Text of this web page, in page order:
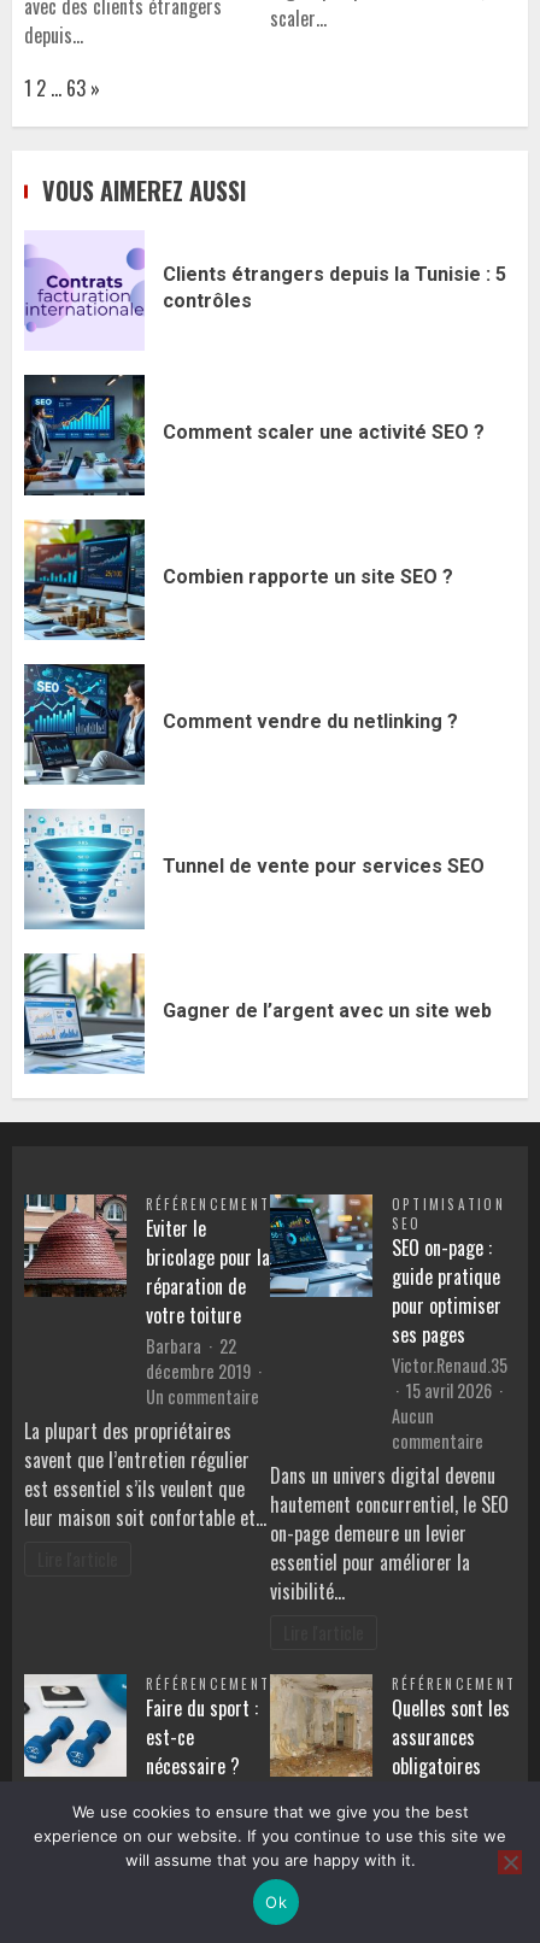
avec des clients étrangers
depuis…
scaler…
Page:
1 2 … 63 Next
»
VOUS AIMEREZ AUSSI
Clients étrangers depuis la Tunisie : 5
contrôles
Comment scaler une activité SEO ?
Combien rapporte un site SEO ?
Comment vendre du netlinking ?
Tunnel de vente pour services SEO
Gagner de l’argent avec un site web
RÉFÉRENCEMENT
Eviter le
bricolage pour la
réparation de
votre toiture
Barbara
22
décembre 2019
Un commentaire
bricolage
pour
la
réparation
de
votre
La plupart des propriétaires
savent que l’entretien régulier
est essentiel s’ils veulent que
leur maison soit confortable et…
OPTIMISATION
SEO
SEO on-page :
guide pratique
pour optimiser
ses pages
Victor.Renaud.35
15 avril 2026
Aucun
commentaire
on-
page
pages
Dans un univers digital devenu
hautement concurrentiel, le SEO
on-page demeure un levier
essentiel pour améliorer la
visibilité…
RÉFÉRENCEMENT
Faire du sport :
est-ce
nécessaire ?
2020
Aucun
commentairesur
Faire
sport
RÉFÉRENCEMENT
Quelles sont les
assurances
obligatoires
souscrire en
France
We use cookies to ensure that we give you the best
experience on our website. If you continue to use this site we
will assume that you are happy with it.
Ok